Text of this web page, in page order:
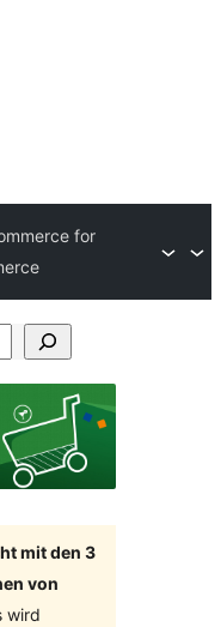
for
mit den 3
von
wird